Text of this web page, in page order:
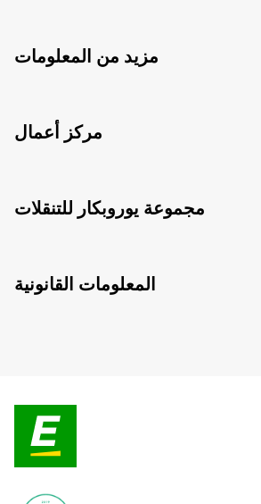
مزيد من المعلومات
مركز أعمال
مجموعة يوروبكار للتنقلات
المعلومات القانونية